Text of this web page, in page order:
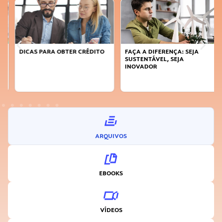
DICAS PARA OBTER CRÉDITO
FAÇA A DIFERENÇA: SEJA
SUSTENTÁVEL, SEJA
INOVADOR
ARQUIVOS
EBOOKS
VÍDEOS